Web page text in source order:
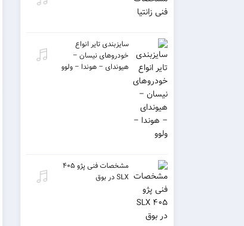
سایزبندی تایر انواع
خودروهای نیسان –
هیوندای – هوندا – ولوو
مشخصات فنی پژو ۴۰۵
SLX در بوق